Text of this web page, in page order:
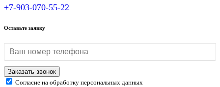
+7-903-070-55-22
Оставьте заявку
Согласие на обработку персональных данных